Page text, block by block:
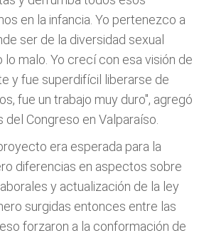
en la infancia. Yo pertenezco a
ser de la diversidad sexual
malo. Yo crecí con esa visión de
y fue superdifícil liberarse de
fue un trabajo muy duro", agregó
del Congreso en Valparaíso.
era esperada para la
diferencias en aspectos sobre
y actualización de la ley
surgidas entonces entre las
forzaron a la conformación de